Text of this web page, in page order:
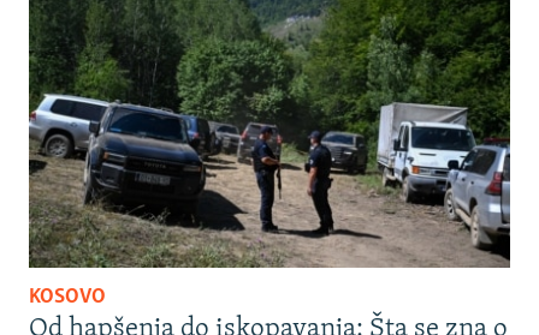
KOSOVO
Od hapšenja do iskopavanja: Šta se zna o